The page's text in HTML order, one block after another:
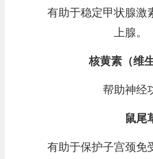
有助于稳定甲状腺激
上腺。
核黄素（维
帮助神经
鼠尾
有助于保护子宫颈免